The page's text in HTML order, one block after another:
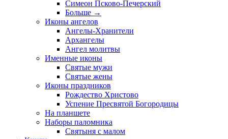
Симеон Псково-Печерский
Больше →
Иконы ангелов
Ангелы-Хранители
Архангелы
Ангел молитвы
Именные иконы
Святые мужи
Святые жены
Иконы праздников
Рождество Христово
Успение Пресвятой Богородицы
На планшете
Наборы паломника
Святыня с малом